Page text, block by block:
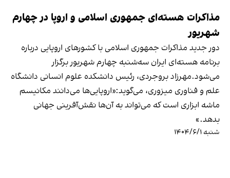
مذاکرات هسته‌ای جمهوری اسلامی و اروپا در چهارم
شهریور
دور جدید مذاکرات جمهوری اسلامی با کشورهای اروپایی درباره
برنامه هسته‌ای ایران سه‌شنبه چهارم شهریور برگزار
می‌شود.مهرزاد بروجردی، رئیس دانشکده علوم انسانی دانشگاه
علم و فناوری میزوری، می‌گوید:«اروپایی‌ها می‌دانند مکانیسم
ماشه ابزاری است که می‌تواند به آن‌ها نقش‌آفرینی جهانی
بدهد.»
شنبه ۱۴۰۴/۶/۱